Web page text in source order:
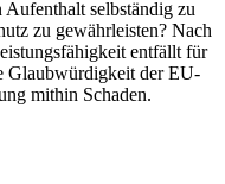
selbständig zu
zu gewährleisten? Nach
entfällt für
Glaubwürdigkeit der EU-
mithin Schaden.